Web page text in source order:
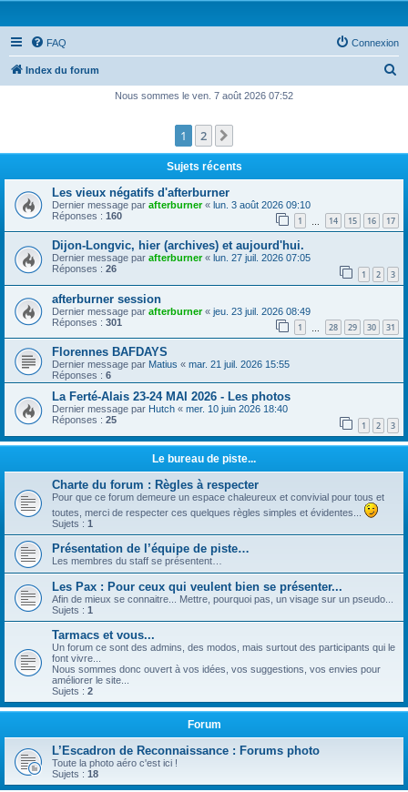
FAQ Connexion
Index du forum
e
r
r
Nous sommes le ven. 7 août 2026 07:52
1 2
Sujets récents
Les vieux négatifs d'afterburner
Dernier message par afterburner« lun. 3 août 2026 09:10
Réponses : 160 1 14 15 16 17
Dijon-Longvic, hier (archives) et aujourd'hui.
Dernier message par afterburner« lun. 27 juil. 2026 07:05
Réponses : 26 1 2 3
afterburner session
Dernier message par afterburner« jeu. 23 juil. 2026 08:49
Réponses : 301 1 28 29 30 31
Florennes BAFDAYS
Dernier message par Matius « mar. 21 juil. 2026 15:55
Réponses : 6
La Ferté-Alais 23-24 MAI 2026 - Les photos
Dernier message par Hutch « mer. 10 juin 2026 18:40
Réponses : 25 1 2 3
Le bureau de piste...
Charte du forum : Règles à respecter
Pour que ce forum demeure un espace chaleureux et convivial pour tous et
toutes, merci de respecter ces quelques règles simples et évidentes...
Sujets : 1
Présentation de l’équipe de piste…
Les membres du staff se présentent…
Les Pax : Pour ceux qui veulent bien se présenter...
Afin de mieux se connaitre... Mettre, pourquoi pas, un visage sur un pseudo...
Sujets : 1
Tarmacs et vous...
Un forum ce sont des admins, des modos, mais surtout des participants qui le
font vivre...
Nous sommes donc ouvert à vos idées, vos suggestions, vos envies pour
améliorer le site...
Sujets : 2
Forum
L’Escadron de Reconnaissance : Forums photo
Toute la photo aéro c'est ici !
Sujets : 18